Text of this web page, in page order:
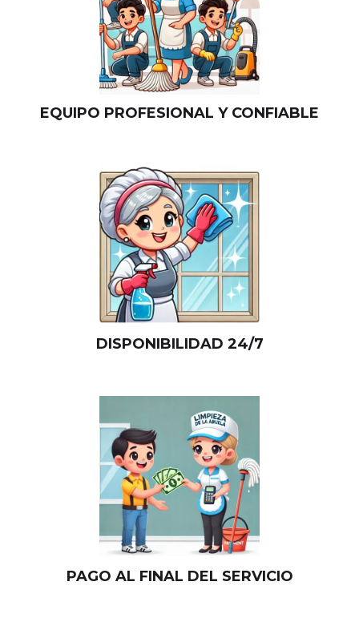
EQUIPO PROFESIONAL Y CONFIABLE
DISPONIBILIDAD 24/7
PAGO AL FINAL DEL SERVICIO